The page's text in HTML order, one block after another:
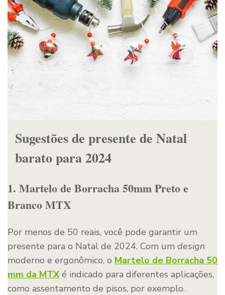
Sugestões de presente de Natal
barato para 2024
1. Martelo de Borracha 50mm Preto e
Branco MTX
Por menos de 50 reais, você pode garantir um
presente para o Natal de 2024. Com um design
moderno e ergonômico, o Martelo de Borracha 50
mm da MTX é indicado para diferentes aplicações,
como assentamento de pisos, por exemplo.